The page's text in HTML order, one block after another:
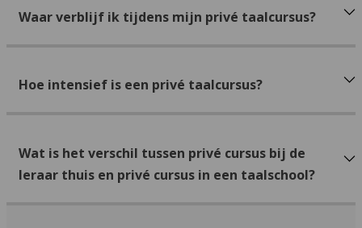
Waar verblijf ik tijdens mijn privé taalcursus?
Hoe intensief is een privé taalcursus?
Wat is het verschil tussen privé cursus bij de
leraar thuis en privé cursus in een taalschool?